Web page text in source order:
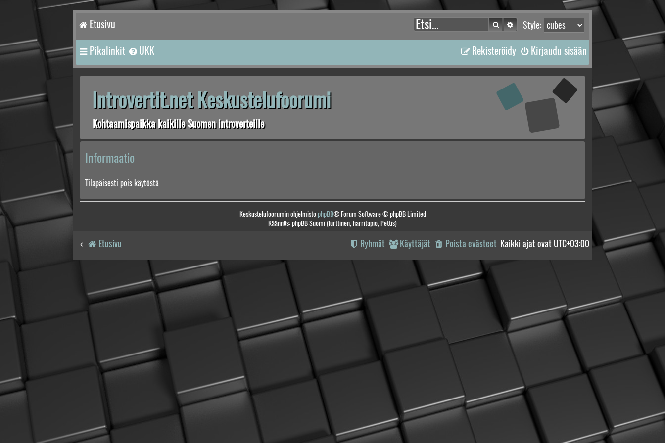
Etusivu Style:
Etsi Tarkennettu haku
Pikalinkit UKK Kirjaudu sisään
Rekisteröidy
Introvertit.net Keskustelufoorumi
Kohtaamispaikka kaikille Suomen introverteille
Informaatio
Tilapäisesti pois käytöstä
Keskustelufoorumin ohjelmistophpBB® Forum Software © phpBB Limited
Käännös: phpBB Suomi (lurttinen, harritapio, Pettis)
Etusivu Kaikki ajat ovat UTC+03:00
Poista evästeet
Käyttäjät
Ryhmät